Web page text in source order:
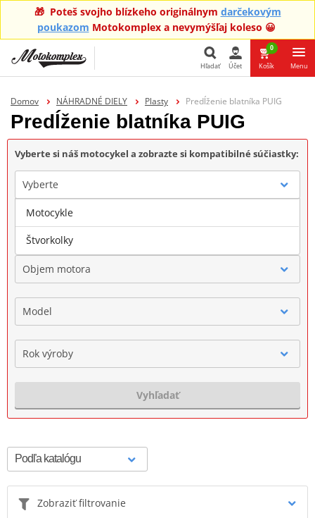
🎁 Poteš svojho blízkeho originálnym darčekovým
poukazom Motokomplex a nevymýšľaj koleso 😀
Hľadať
Hľadať Účet
0
Košík Menu
Domov NÁHRADNÉ DIELY Plasty Predĺženie blatníka PUIG
Predĺženie blatníka PUIG
Vyberte si náš motocykel a zobrazte si kompatibilné súčiastky:
Vyberte
Značka
Objem motora
Model
Rok výroby
Vyhľadať
Zobraziť filtrovanie
Motocykle
Štvorkolky